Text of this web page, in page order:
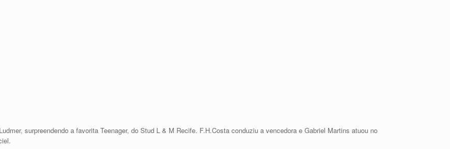
surpreendendo a favorita Teenager, do Stud L & M Recife. F.H.Costa conduziu a vencedora e Gabriel Martins atuou no